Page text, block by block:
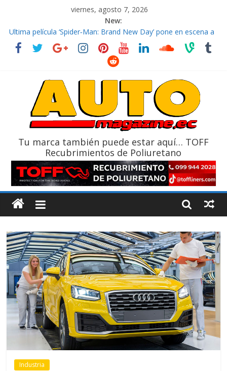
viernes, agosto 7, 2026
New:
El costo de tener un vehículo gana protagonismo a la hora de
decidir
Ultima película ‘Spider‑Man: Brand New Day’ pone en escena a
La Vuelta al Ecuador 2026, edición 47ª, recorre 7 provincias en 8
La FEDAK recibe 12 Sinotruk Bolden para cubrir las rutas de La
Tu marca también puede estar aquí… TOFF
Recubrimientos de Poliuretano
Industria